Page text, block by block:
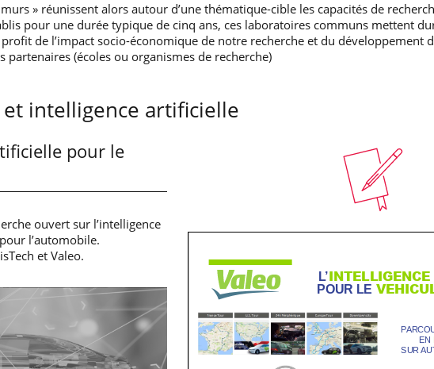
» réunissent alors autour d’une thématique-cible les capacités de
pour une durée typique de cinq ans, ces laboratoires communs mettent
de l’impact socio-économique de notre recherche et du développement
partenaires (écoles ou organismes de recherche)
et intelligence artificielle
pour le
ouvert sur l’intelligence
l’automobile.
et Valeo.